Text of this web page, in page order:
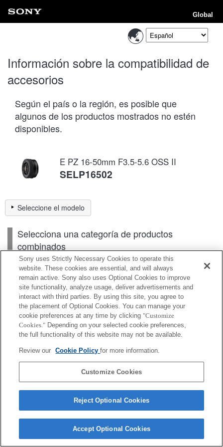
Global
Información sobre la compatibilidad de
accesorios
Según el país o la región, es posible que
algunos de los productos mostrados no estén
disponibles.
E PZ 16-50mm F3.5-5.6 OSS II
SELP16502
Seleccione el modelo
Selecciona una categoría de productos
combinados
Cuerpo
Accesorios para lente
Accesorios
Según el país o la región, es posible que algunos de
los productos mostrados no estén disponibles.
Sony uses Strictly Necessary Cookies to operate this
website. These cookies are essential, and will always
remain active. Sony also uses Optional Cookies to improve
site functionality, analyze usage, deliver advertisements and
interact with third parties. By using this site, you agree to
the placement of Optional Cookies. You can manage your
cookie preferences at any time by clicking "Customize
Cookies." Depending on your selected cookie preferences,
the full functionality of this website may not be available.
Review our Cookie Policyfor more information.
Customize Cookies
Reject Optional Cookies
Accept Optional Cookies